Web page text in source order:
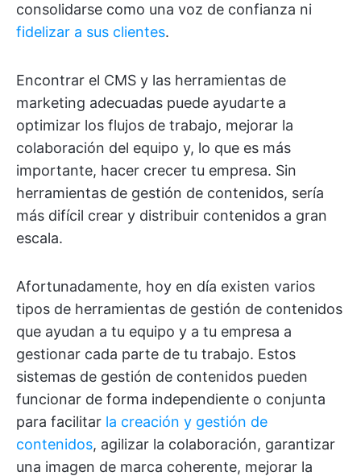
consolidarse como una voz de confianza ni
fidelizar a sus clientes.
Encontrar el CMS y las herramientas de
marketing adecuadas puede ayudarte a
optimizar los flujos de trabajo, mejorar la
colaboración del equipo y, lo que es más
importante, hacer crecer tu empresa. Sin
herramientas de gestión de contenidos, sería
más difícil crear y distribuir contenidos a gran
escala.
Afortunadamente, hoy en día existen varios
tipos de herramientas de gestión de contenidos
que ayudan a tu equipo y a tu empresa a
gestionar cada parte de tu trabajo. Estos
sistemas de gestión de contenidos pueden
funcionar de forma independiente o conjunta
para facilitar la creación y gestión de
contenidos, agilizar la colaboración, garantizar
una imagen de marca coherente, mejorar la